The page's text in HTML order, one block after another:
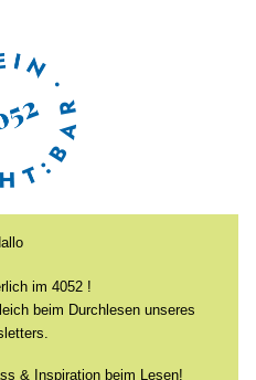
im 4052 !
beim Durchlesen unseres
& Inspiration beim Lesen!